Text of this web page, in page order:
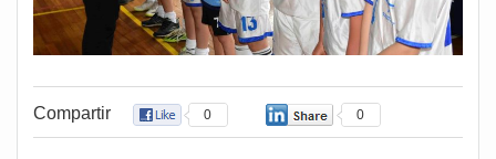
Compartir 0 0